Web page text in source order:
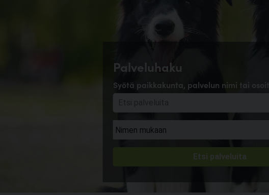
Palveluhaku
Syötä paikkakunta, palvelun nimi tai osoite